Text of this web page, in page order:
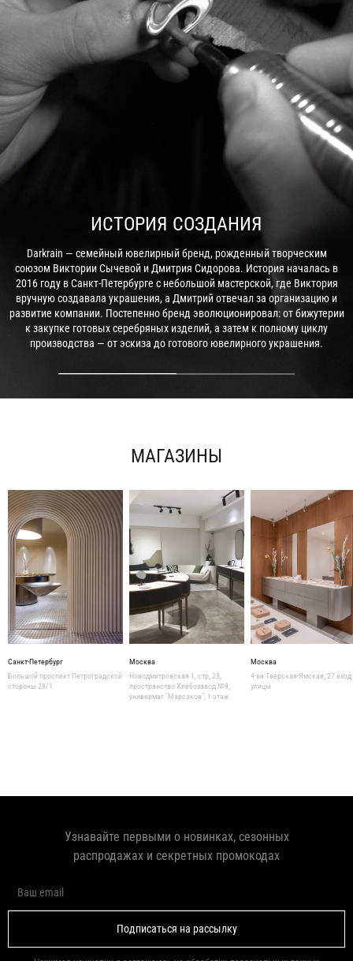
ИСТОРИЯ СОЗДАНИЯ
Darkrain — семейный ювелирный бренд, рожденный творческим
союзом Виктории Сычевой и Дмитрия Сидорова. История началась в
2016 году в Санкт-Петербурге с небольшой мастерской, где Виктория
вручную создавала украшения, а Дмитрий отвечал за организацию и
развитие компании. Постепенно бренд эволюционировал: от бижутерии
к закупке готовых серебряных изделий, а затем к полному циклу
производства — от эскиза до готового ювелирного украшения.
МАГАЗИНЫ
Санкт-Петербург
Большой проспект Петроградской
стороны 28/1
Москва
Новодмитровская 1, стр, 23,
пространство Хлебозавод №9,
универмаг "Марсаков", 1 этаж
Москва
4-ая Тверская-Ямская, 27 вход
улицы
Узнавайте первыми о новинках, сезонных
распродажах и секретных промокодах
Подписаться на рассылку